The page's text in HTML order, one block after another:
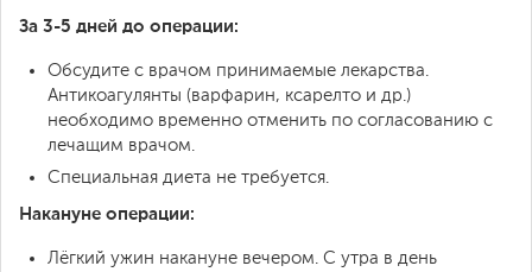
За 3-5 дней до операции:
Обсудите с врачом принимаемые лекарства.
Антикоагулянты (варфарин, ксарелто и др.)
необходимо временно отменить по согласованию с
лечащим врачом.
Специальная диета не требуется.
Накануне операции:
Лёгкий ужин накануне вечером. С утра в день